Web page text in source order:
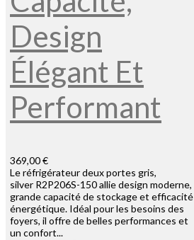
Design
Élégant Et
Performant
369,00 €
Le réfrigérateur deux portes gris,
silver R2P206S-150 allie design moderne,
grande capacité de stockage et efficacité
énergétique. Idéal pour les besoins des
foyers, il offre de belles performances et
un confort...